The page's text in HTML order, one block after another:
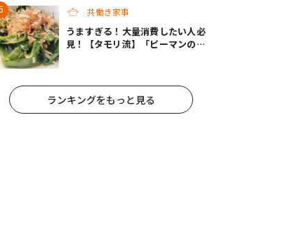
共働き家事
うますぎる！大量消費したい人必
見！【タモリ流】「ピーマンの焼
ランキングをもっと見る